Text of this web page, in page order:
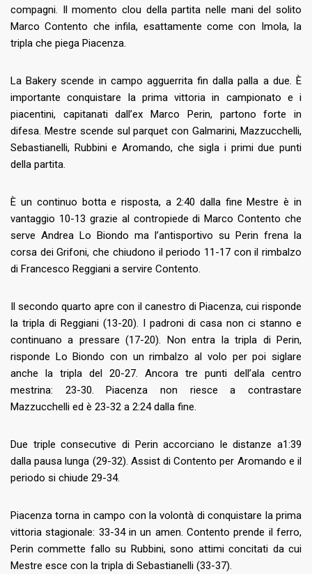
compagni. Il momento clou della partita nelle mani del solito
Marco Contento che infila, esattamente come con Imola, la
tripla che piega Piacenza.
La Bakery scende in campo agguerrita fin dalla palla a due. È
importante conquistare la prima vittoria in campionato e i
piacentini, capitanati dall’ex Marco Perin, partono forte in
difesa. Mestre scende sul parquet con Galmarini, Mazzucchelli,
Sebastianelli, Rubbini e Aromando, che sigla i primi due punti
della partita.
È un continuo botta e risposta, a 2:40 dalla fine Mestre è in
vantaggio 10-13 grazie al contropiede di Marco Contento che
serve Andrea Lo Biondo ma l’antisportivo su Perin frena la
corsa dei Grifoni, che chiudono il periodo 11-17 con il rimbalzo
di Francesco Reggiani a servire Contento.
Il secondo quarto apre con il canestro di Piacenza, cui risponde
la tripla di Reggiani (13-20). I padroni di casa non ci stanno e
continuano a pressare (17-20). Non entra la tripla di Perin,
risponde Lo Biondo con un rimbalzo al volo per poi siglare
anche la tripla del 20-27. Ancora tre punti dell’ala centro
mestrina: 23-30. Piacenza non riesce a contrastare
Mazzucchelli ed è 23-32 a 2:24 dalla fine.
Due triple consecutive di Perin accorciano le distanze a1:39
dalla pausa lunga (29-32). Assist di Contento per Aromando e il
periodo si chiude 29-34.
Piacenza torna in campo con la volontà di conquistare la prima
vittoria stagionale: 33-34 in un amen. Contento prende il ferro,
Perin commette fallo su Rubbini, sono attimi concitati da cui
Mestre esce con la tripla di Sebastianelli (33-37).